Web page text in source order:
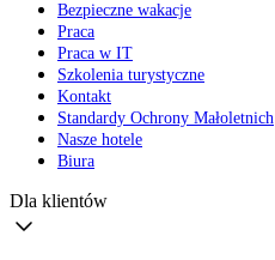
Bezpieczne wakacje
Praca
Praca w IT
Szkolenia turystyczne
Kontakt
Standardy Ochrony Małoletnich
Nasze hotele
Biura
Dla klientów